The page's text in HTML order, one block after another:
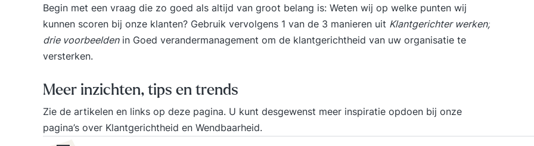
Begin met een vraag die zo goed als altijd van groot belang is: Weten wij op welke punten wij
kunnen scoren bij onze klanten? Gebruik vervolgens 1 van de 3 manieren uit Klantgerichter werken;
drie voorbeeldenin Goed verandermanagement om de klantgerichtheid van uw organisatie te
versterken.
Meer inzichten, tips en trends
Zie de artikelen en links op deze pagina. U kunt desgewenst meer inspiratie opdoen bij onze
pagina’s over Klantgerichtheid en Wendbaarheid.